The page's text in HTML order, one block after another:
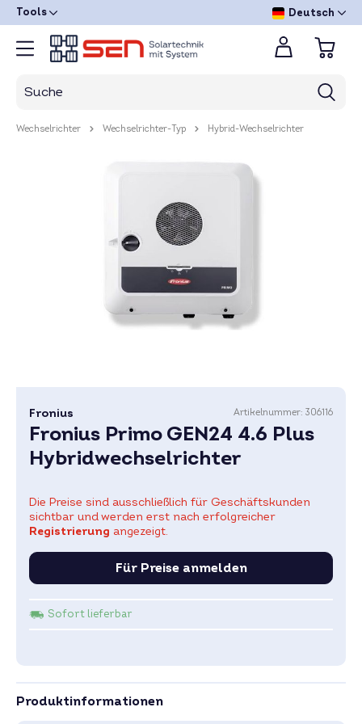
Tools Deutsch
Wechselrichter Wechselrichter-Typ Hybrid-Wechselrichter
Fronius Artikelnummer: 306116
Fronius Primo GEN24 4.6 Plus
Hybridwechselrichter
Die Preise sind ausschließlich für Geschäftskunden
sichtbar und werden erst nach erfolgreicher
Registrierung angezeigt.
Für Preise anmelden
Sofort lieferbar
Produktinformationen